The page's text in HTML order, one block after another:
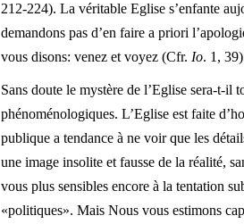
212-224). La véritable Eglise s’enfante
demandons pas d’en faire a priori
vous disons: venez et voyez (Cfr. Io. 1,
Sans doute le mystère de l’Eglise sera-t-il
phénoménologiques. L’Eglise est faite
publique a tendance à ne voir que les
une image insolite et fausse de la réalité,
vous plus sensibles encore à la tentation
«politiques». Mais Nous vous estimons